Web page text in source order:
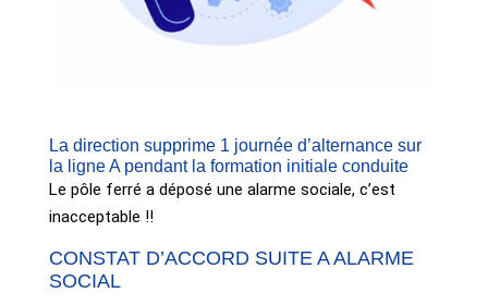
La direction supprime 1 journée d’alternance sur
la ligne A pendant la formation initiale conduite
Le pôle ferré a déposé une alarme sociale, c’est
inacceptable ‼️
CONSTAT D’ACCORD SUITE A ALARME
SOCIAL